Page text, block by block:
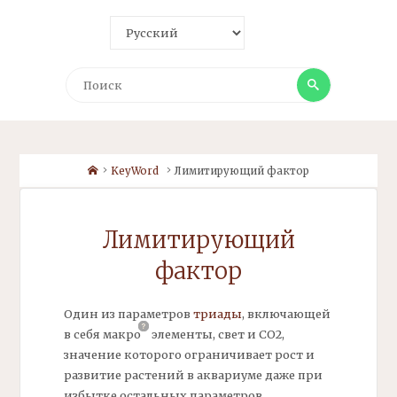
Поиск
HomeKeyWord Лимитирующий фактор
Лимитирующий
фактор
Один из параметров триады, включающей
в себя макро элементы, свет и СО2,
значение которого ограничивает рост и
развитие растений в аквариуме даже при